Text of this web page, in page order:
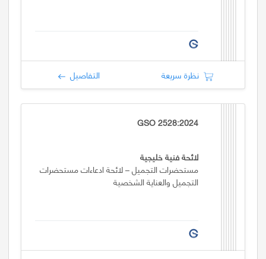
نظرة سريعة التفاصيل
GSO 2528:2024
لائحة فنية خليجية
مستحضرات التجميل – لائحة ادعاءات مستحضرات
التجميل والعناية الشخصية